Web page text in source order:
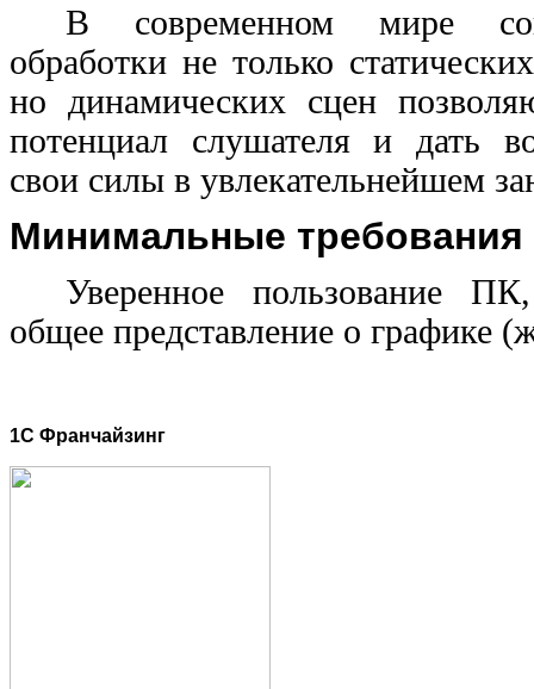
В современном мире
обработки не только
но динамических сцен
потенциал слушателя и дать
свои силы в увлекательнейшем
Минимальные требования
Уверенное пользование
общее представление о графике
1C Франчайзинг